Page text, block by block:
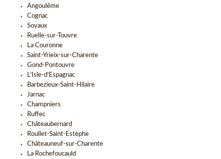
Angoulême
Cognac
Soyaux
Ruelle-sur-Touvre
La Couronne
Saint-Yrieix-sur-Charente
Gond-Pontouvre
L'Isle-d'Espagnac
Barbezieux-Saint-Hilaire
Jarnac
Champniers
Ruffec
Châteaubernard
Roullet-Saint-Estèphe
Châteauneuf-sur-Charente
La Rochefoucauld